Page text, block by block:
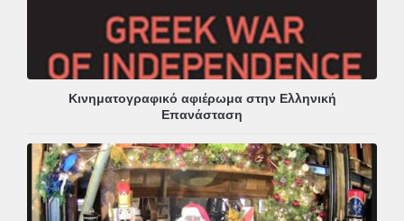
Κινηματογραφικό αφιέρωμα στην Ελληνική
Επανάσταση